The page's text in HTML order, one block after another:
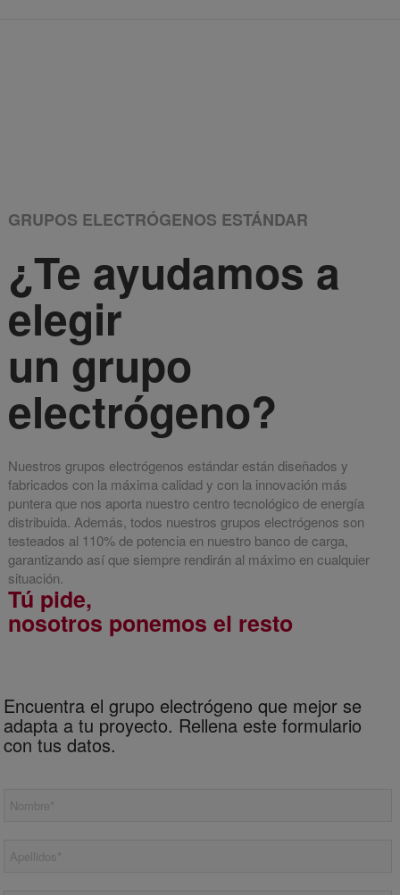
GRUPOS ELECTRÓGENOS ESTÁNDAR
¿Te ayudamos a
elegir
un grupo
electrógeno?
Nuestros grupos electrógenos estándar están diseñados y
fabricados con la máxima calidad y con la innovación más
puntera que nos aporta nuestro centro tecnológico de energía
distribuida. Además, todos nuestros grupos electrógenos son
testeados al 110% de potencia en nuestro banco de carga,
garantizando así que siempre rendirán al máximo en cualquier
situación.
Tú pide,
nosotros ponemos el resto
Encuentra el grupo electrógeno que mejor se
adapta a tu proyecto. Rellena este formulario
con tus datos.